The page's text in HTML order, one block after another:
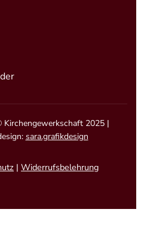
2025 |
sara.grafikdesign
| Widerrufsbelehrung